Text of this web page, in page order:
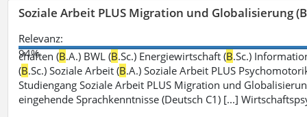
Soziale Arbeit PLUS Migration und Globalisierung
Relevanz:
94%
chaften (B.A.) BWL (B.Sc.) Energiewirtschaft (B.Sc.)
(B.Sc.) Soziale Arbeit (B.A.) Soziale Arbeit PLUS
Studiengang Soziale Arbeit PLUS Migration und
eingehende Sprachkenntnisse (Deutsch C1) [...]